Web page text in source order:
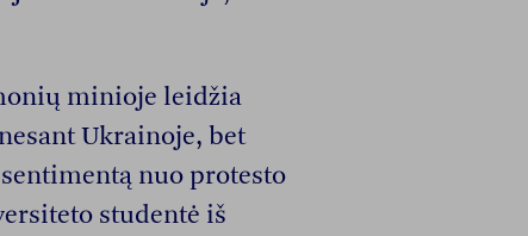
minioje leidžia
Ukrainoje, bet
nuo protesto
studentė iš